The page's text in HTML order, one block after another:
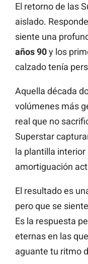
El retorno de las
aislado.
siente una
años 90y los
calzado tenía
Aquella década
volúmenes más
real que no
Superstar
la plantilla
amortiguación
El resultado es
pero que se
Es la respuesta
eternas en las
aguante tu ritmo